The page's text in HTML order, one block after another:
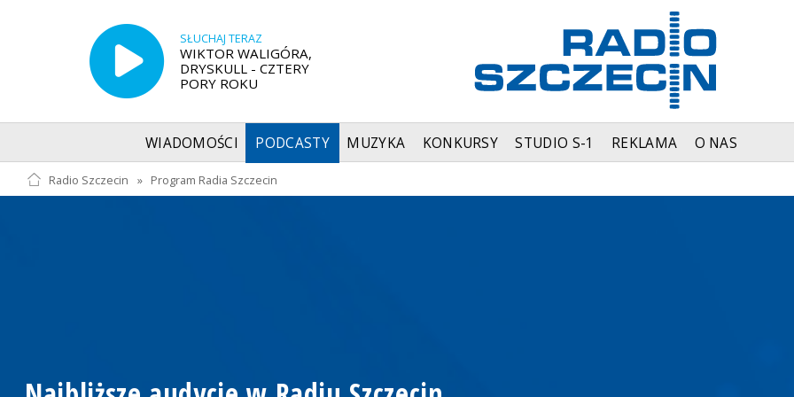
SŁUCHAJ TERAZ
WIKTOR WALIGÓRA,
DRYSKULL - CZTERY
PORY ROKU
WIADOMOŚCI PODCASTY MUZYKA KONKURSY STUDIO S-1 REKLAMA O NAS
Radio Szczecin » Program Radia Szczecin